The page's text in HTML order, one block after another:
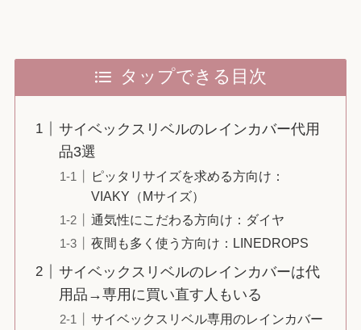
タップできる目次
サイベックスリベルのレインカバー代用
品3選
ピッタリサイズを求める方向け：
VIAKY（Mサイズ）
通気性にこだわる方向け：ダイヤ
夜間も多く使う方向け：LINEDROPS
サイベックスリベルのレインカバーは代
用品→専用に買い直す人もいる
サイベックスリベル専用のレインカバー